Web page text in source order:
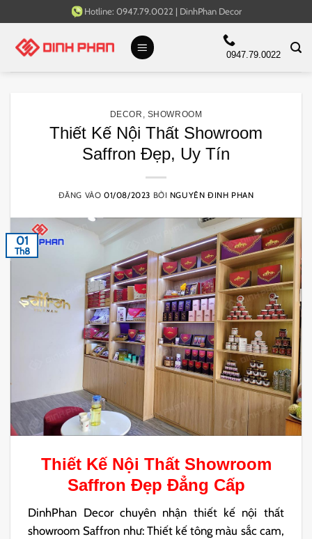
qua
Hotline: 0947.79.0022 | DinhPhan Decor
0947.79.0022
DECOR SHOWROOM
Thiết Kế Nội Thất Showroom
Saffron Đẹp, Uy Tín
ĐĂNG VÀO01/08/2023 BỞI NGUYÊN ĐINH PHAN
01
Th8
Thiết Kế Nội Thất Showroom
Saffron Đẹp Đẳng Cấp
DinhPhan Decor chuyên nhận thiết kế nội thất
showroom Saffron như: Thiết kế tông màu sắc cam,